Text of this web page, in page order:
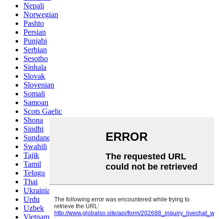
Nepali
Norwegian
Pashto
Persian
Punjabi
Serbian
Sesotho
Sinhala
Slovak
Slovenian
Somali
Samoan
Scots Gaelic
Shona
Sindhi
Sundanese
Swahili
Tajik
Tamil
Telugu
Thai
Ukrainian
Urdu
Uzbek
Vietnamese